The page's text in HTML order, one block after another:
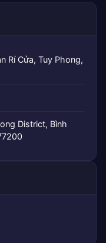
Rí Cửa, Tuy Phong,
District, Bình